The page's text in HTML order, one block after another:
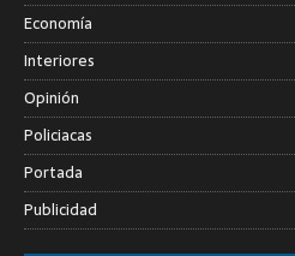
Economía
Interiores
Opinión
Policiacas
Portada
Publicidad